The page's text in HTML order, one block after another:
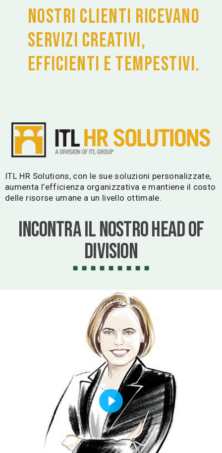
nostri clienti ricevano
servizi creativi,
efficienti e tempestivi.
ITL HR Solutions, con le sue soluzioni personalizzate,
aumenta l’efficienza organizzativa e mantiene il costo
delle risorse umane a un livello ottimale.
Incontra il nostro Head of
Division
Play